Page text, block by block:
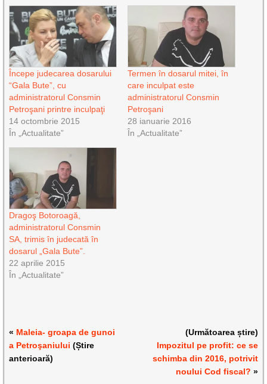
Începe judecarea dosarului
“Gala Bute”, cu
administratorul Consmin
Petroşani printre inculpaţi
14 octombrie 2015
În „Actualitate”
Termen în dosarul mitei, în
care inculpat este
administratorul Consmin
Petroşani
28 ianuarie 2016
În „Actualitate”
Dragoş Botoroagă,
administratorul Consmin
SA, trimis în judecată în
dosarul „Gala Bute”.
22 aprilie 2015
În „Actualitate”
« Maleia- groapa de gunoi
a Petroşaniului (Știre
anterioară)
(Următoarea știre)
Impozitul pe profit: ce se
schimba din 2016, potrivit
noului Cod fiscal? »